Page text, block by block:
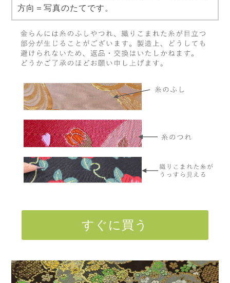
方向＝写真のたてです。
すぐに買う